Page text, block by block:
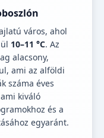
város, ahol
10–11 °C. Az
alacsony,
ami az alföldi
száma éves
kiváló
és a
egyaránt.